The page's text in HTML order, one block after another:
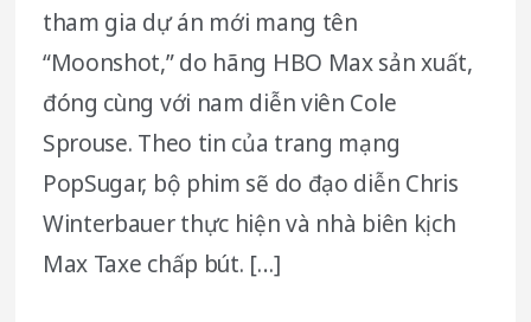
tham gia dự án mới mang tên
“Moonshot,” do hãng HBO Max sản xuất,
đóng cùng với nam diễn viên Cole
Sprouse. Theo tin của trang mạng
PopSugar, bộ phim sẽ do đạo diễn Chris
Winterbauer thực hiện và nhà biên kịch
Max Taxe chấp bút. […]